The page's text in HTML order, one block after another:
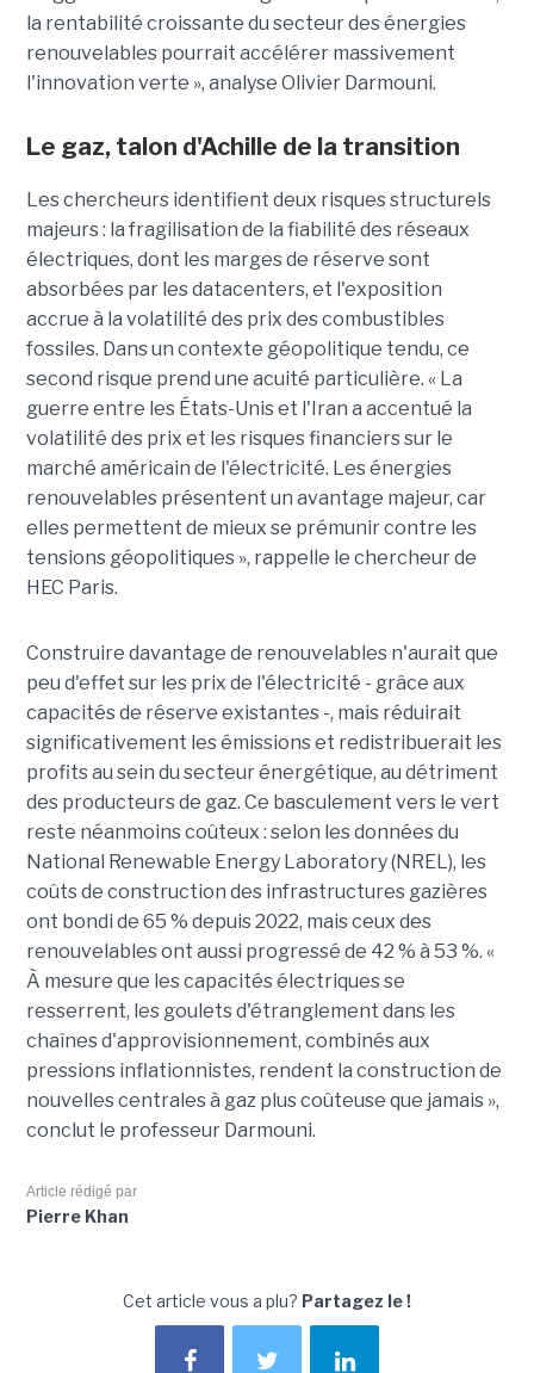
la rentabilité croissante du secteur des énergies
renouvelables pourrait accélérer massivement
l'innovation verte », analyse Olivier Darmouni.
Le gaz, talon d'Achille de la transition
Les chercheurs identifient deux risques structurels
majeurs : la fragilisation de la fiabilité des réseaux
électriques, dont les marges de réserve sont
absorbées par les datacenters, et l'exposition
accrue à la volatilité des prix des combustibles
fossiles. Dans un contexte géopolitique tendu, ce
second risque prend une acuité particulière. « La
guerre entre les États-Unis et l'Iran a accentué la
volatilité des prix et les risques financiers sur le
marché américain de l'électricité. Les énergies
renouvelables présentent un avantage majeur, car
elles permettent de mieux se prémunir contre les
tensions géopolitiques », rappelle le chercheur de
HEC Paris.
Construire davantage de renouvelables n'aurait que
peu d'effet sur les prix de l'électricité - grâce aux
capacités de réserve existantes -, mais réduirait
significativement les émissions et redistribuerait les
profits au sein du secteur énergétique, au détriment
des producteurs de gaz. Ce basculement vers le vert
reste néanmoins coûteux : selon les données du
National Renewable Energy Laboratory (NREL), les
coûts de construction des infrastructures gazières
ont bondi de 65 % depuis 2022, mais ceux des
renouvelables ont aussi progressé de 42 % à 53 %. «
À mesure que les capacités électriques se
resserrent, les goulets d'étranglement dans les
chaînes d'approvisionnement, combinés aux
pressions inflationnistes, rendent la construction de
nouvelles centrales à gaz plus coûteuse que jamais »,
conclut le professeur Darmouni.
Article rédigé par
Pierre Khan
Cet article vous a plu? Partagez le !